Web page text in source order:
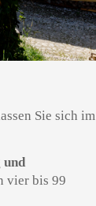
Sie sich im
und
vier bis 99